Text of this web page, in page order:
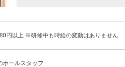
円以上 ※研修中も時給の変動はありません
ホールスタッフ